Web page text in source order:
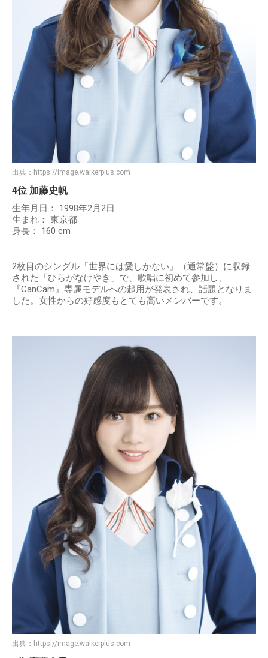
出典： https://image.walkerplus.com
4位 加藤史帆
生年月日： 1998年2月2日
生まれ： 東京都
身長： 160 cm
2枚目のシングル『世界には愛しかない』（通常盤）に収録
された「ひらがなけやき」で、歌唱に初めて参加し、
『CanCam』専属モデルへの起用が発表され、話題となりま
した。女性からの好感度もとても高いメンバーです。
出典： https://image.walkerplus.com